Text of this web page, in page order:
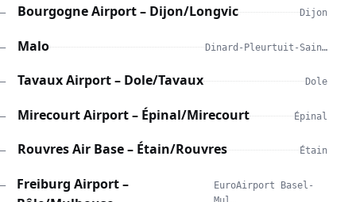
— Bourgogne Airport – Dijon/Longvic Dijon
— Malo Dinard-Pleurtuit-Sain…
— Tavaux Airport – Dole/Tavaux Dole
— Mirecourt Airport – Épinal/Mirecourt Épinal
— Rouvres Air Base – Étain/Rouvres Étain
—
Freiburg Airport –
EuroAirport Basel-